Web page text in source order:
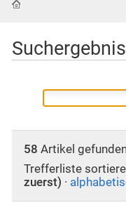
58 Artikel
Trefferliste
zuerst) ·